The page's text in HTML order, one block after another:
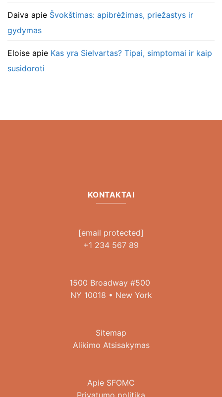
Daiva apie Švokštimas: apibrėžimas, priežastys ir
gydymas
Eloise apie Kas yra Sielvartas? Tipai, simptomai ir kaip
susidoroti
KONTAKTAI
[email protected]
+1 234 567 89
1500 Broadway #500
NY 10018 • New York
Sitemap
Alikimo Atsisakymas
Apie SFOMC
Privatumo politika